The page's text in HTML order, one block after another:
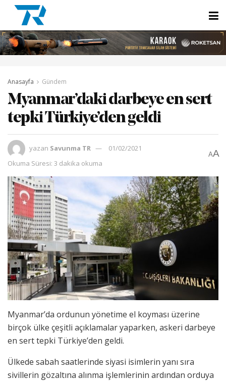
Anasayfa Gündem
Myanmar’daki darbeye en sert
tepki Türkiye’den geldi
yazan Savunma TR
01/02/2021
Okuma Süresi: 3 dakika okuma
AA
Myanmar’da ordunun yönetime el koyması üzerine
birçok ülke çeşitli açıklamalar yaparken, askeri darbeye
en sert tepki Türkiye’den geldi.
Ülkede sabah saatlerinde siyasi isimlerin yanı sıra
sivillerin gözaltına alınma işlemlerinin ardından orduya